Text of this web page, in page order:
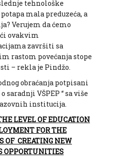
tehnološke
mala preduzeća, a
Verujem da ćemo
ovakvim
završiti sa
rastom povećanja stope
– rekla je Pindžo.
obraćanja potpisani
saradnji VŠPEP “ sa više
institucija.
LEVEL OF EDUCATION
FOR THE
OF CREATING NEW
OPPORTUNITIES